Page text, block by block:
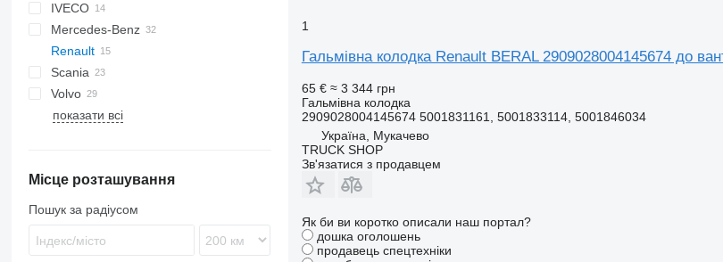
LF
F-MAX
IVECO
Daily
EuroCargo
EuroStar
Eurotech
Eurotrakker
TGA
TGL
TGS
TGX
Mercedes-Benz
A-Class
Actros
Sprinter
Vito
Canter
Atleon
Cabstar
Renault
D-series
Kerax
Magnum
Midlum
Scania
Volvo
B-series
FM
показати всі
Місце розташування
Пошук за радіусом
1
Гальмівна колодка Renault BERAL 2909028004145674 до
65 € ≈ 3 344 грн
Гальмівна колодка
2909028004145674 5001831161, 5001833114, 5001846034
Україна, Мукачево
TRUCK SHOP
Зв'язатися з продавцем
Як би ви коротко описали наш портал?
дошка оголошень
продавець спецтехніки